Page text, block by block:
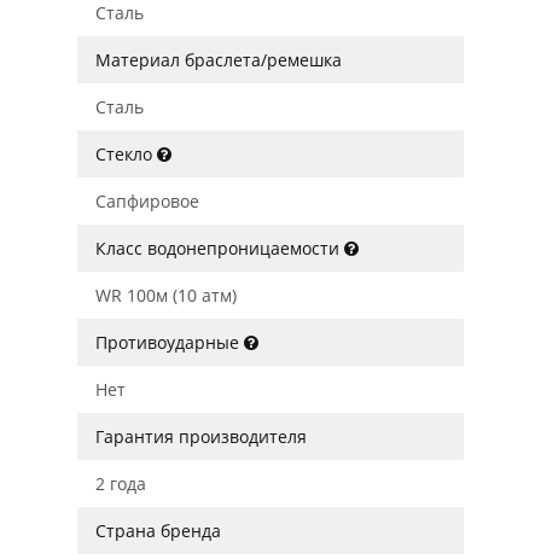
Сталь
Материал браслета/ремешка
Сталь
Стекло
Сапфировое
Класс водонепроницаемости
WR 100м (10 атм)
Противоударные
Нет
Гарантия производителя
2 года
Страна бренда